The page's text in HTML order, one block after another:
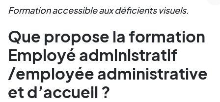
Formation accessible aux déficients visuels.
Que propose la formation
Employé administratif
/employée administrative
et d’accueil ?